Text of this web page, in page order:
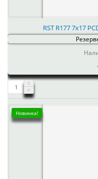
RST R177 7x17
Новинка!